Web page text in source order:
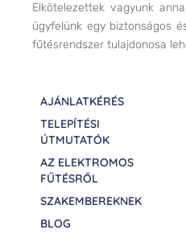
Elkötelezettek vagyunk
ügyfelünk egy biztonságos
fűtésrendszer tulajdonosa
AJÁNLATKÉRÉS
TELEPÍTÉSI
ÚTMUTATÓK
AZ ELEKTROMOS
FŰTÉSRŐL
SZAKEMBEREKNEK
BLOG